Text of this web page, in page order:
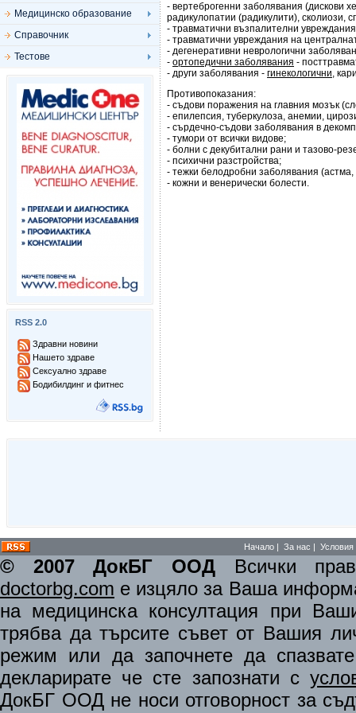
Медицинско образование
Справочник
Тестове
RSS 2.0
Здравни новини
Нашето здраве
Сексуално здраве
Бодибилдинг и фитнес
- вертеброгенни заболявания (дискови
радикулопатии (радикулити), сколиози,
- травматични възпалителни
- травматични увреждания на
- дегенеративни неврологични
- ортопедични заболявания -
- други заболявания - гинекологични,
Противопоказания:
- съдови поражения на главния мозък
- епилепсия, туберкулоза, анемии,
- сърдечно-съдови заболявания в
- тумори от всички видове;
- болни с декубитални рани и тазово-
- психични разстройства;
- тежки белодробни заболявания
- кожни и венерически болести.
Начало | За нас | Условия
© 2007 ДокБГ ООД Всички
doctorbg.com е изцяло за Ваша
на медицинска консултация при
трябва да търсите съвет от Вашия
режим или да започнете да
декларирате че сте запознати с
ДокБГ ООД не носи отговорност за